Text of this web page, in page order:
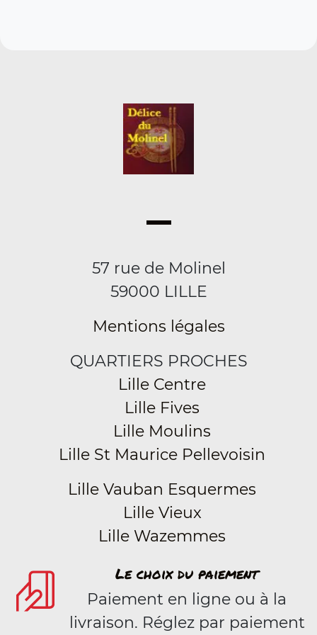
57 rue de Molinel
59000 LILLE
Mentions légales
QUARTIERS PROCHES
Lille Centre
Lille Fives
Lille Moulins
Lille St Maurice Pellevoisin
Lille Vauban Esquermes
Lille Vieux
Lille Wazemmes
Le choix du paiement
Paiement en ligne ou à la
livraison. Réglez par paiement